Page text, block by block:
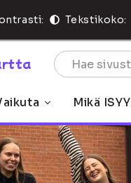
Tekstikoko:
Mikä ISYY